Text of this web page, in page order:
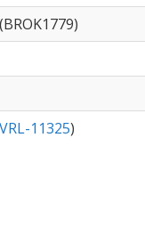
(BROK1779)
VRL-11325)